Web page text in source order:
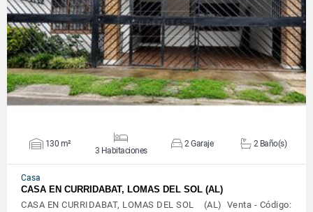
VER DETALLES
130 m²
3 Habitaciones
2 Garaje 2 Baño(s)
Casa
CASA EN CURRIDABAT, LOMAS DEL SOL (AL)
CASA EN CURRIDABAT, LOMAS DEL SOL (AL) Venta - Código: